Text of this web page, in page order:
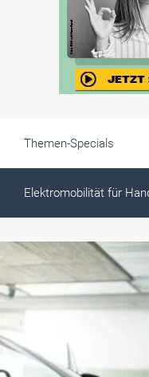
Themen-Specials
Elektromobilität für